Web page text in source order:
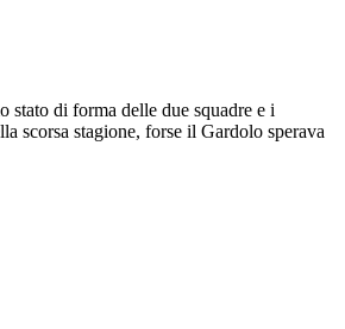
stato di forma delle due squadre e i
scorsa stagione, forse il Gardolo sperava